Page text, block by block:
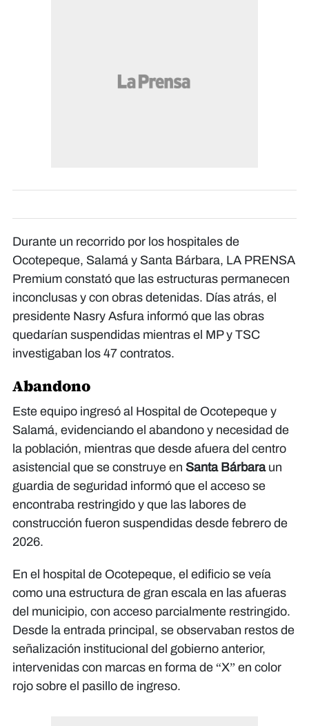
Durante un recorrido por los hospitales de
Ocotepeque, Salamá y Santa Bárbara, LA PRENSA
Premium constató que las estructuras permanecen
inconclusas y con obras detenidas. Días atrás, el
presidente Nasry Asfura informó que las obras
quedarían suspendidas mientras el MP y TSC
investigaban los 47 contratos.
Abandono
Este equipo ingresó al Hospital de Ocotepeque y
Salamá, evidenciando el abandono y necesidad de
la población, mientras que desde afuera del centro
asistencial que se construye en Santa Bárbaraun
guardia de seguridad informó que el acceso se
encontraba restringido y que las labores de
construcción fueron suspendidas desde febrero de
2026.
En el hospital de Ocotepeque, el edificio se veía
como una estructura de gran escala en las afueras
del municipio, con acceso parcialmente restringido.
Desde la entrada principal, se observaban restos de
señalización institucional del gobierno anterior,
intervenidas con marcas en forma de “X” en color
rojo sobre el pasillo de ingreso.